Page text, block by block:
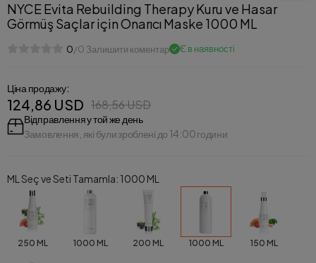
NYCE Evita Rebuilding Therapy Kuru ve Hasar
Görmüş Saçlar için Onarıcı Maske 1000 ML
0/0 Залишити коментар Є в наявності
Ціна продажу:
124,86 USD 168,56 USD
Відправлення у той же день
Замовлення, які були зроблені до 14:00 години
ML Seç ve Seti Tamamla: 1000 ML
250 ML 1000 ML 200 ML 1000 ML 150 ML